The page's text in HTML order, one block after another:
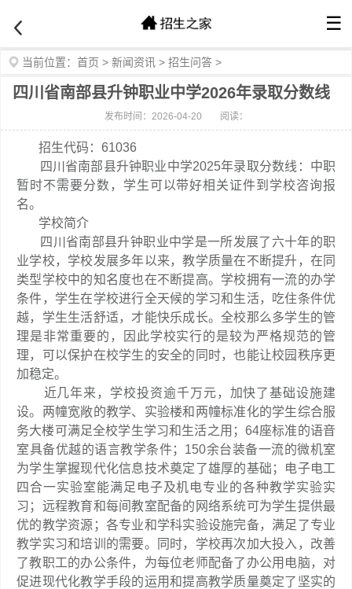
☰
当前位置： 首页 > 新闻资讯 > 招生问答 >
四川省南部县升钟职业中学2026年录取分数线
发布时间：2026-04-20 阅读：
招生代码：61036
四川省南部县升钟职业中学2025年录取分数线：中职
暂时不需要分数，学生可以带好相关证件到学校咨询报
名。
学校简介
四川省南部县升钟职业中学是一所发展了六十年的职
业学校，学校发展多年以来，教学质量在不断提升，在同
类型学校中的知名度也在不断提高。学校拥有一流的办学
条件，学生在学校进行全天候的学习和生活，吃住条件优
越，学生生活舒适，才能快乐成长。全校那么多学生的管
理是非常重要的，因此学校实行的是较为严格规范的管
理，可以保护在校学生的安全的同时，也能让校园秩序更
加稳定。
近几年来，学校投资逾千万元，加快了基础设施建
设。两幢宽敞的教学、实验楼和两幢标准化的学生综合服
务大楼可满足全校学生学习和生活之用；64座标准的语音
室具备优越的语言教学条件；150余台装备一流的微机室
为学生掌握现代化信息技术奠定了雄厚的基础；电子电工
四合一实验室能满足电子及机电专业的各种教学实验实
习；远程教育和每间教室配备的网络系统可为学生提供最
优的教学资源；各专业和学科实验设施完备，满足了专业
教学实习和培训的需要。同时，学校再次加大投入，改善
了教职工的办公条件，为每位老师配备了办公用电脑，对
促进现代化教学手段的运用和提高教学质量奠定了坚实的